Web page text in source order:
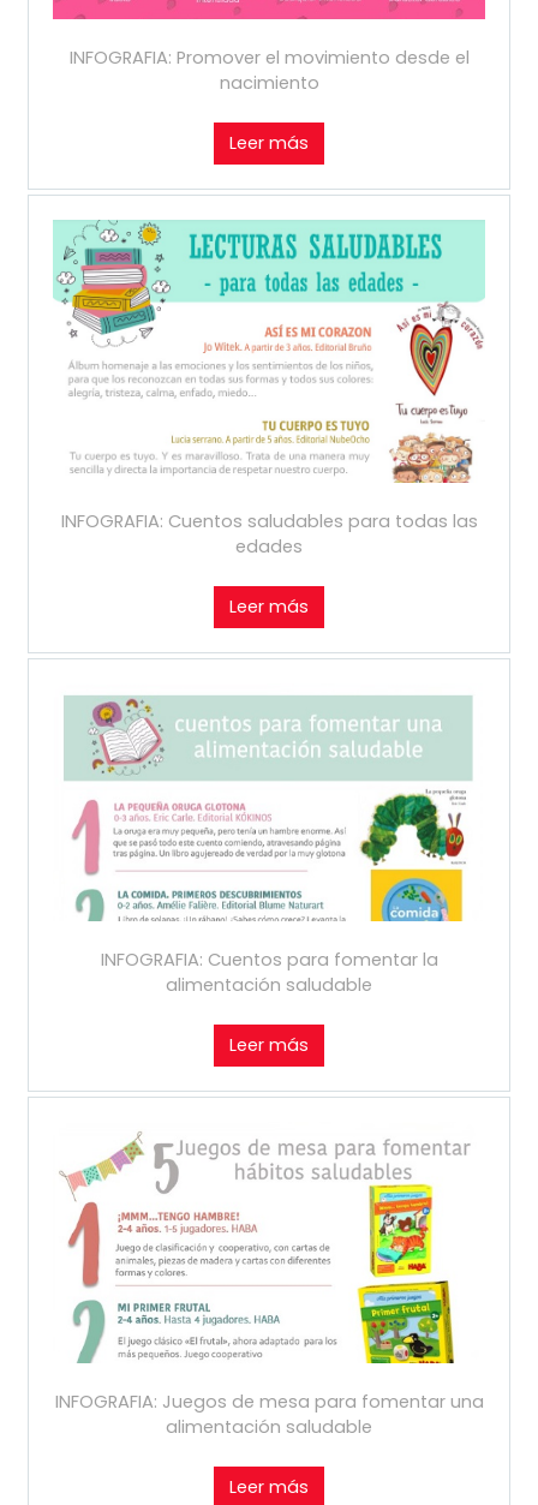
INFOGRAFIA: Promover el movimiento desde el
nacimiento
Leer más
INFOGRAFIA: Cuentos saludables para todas las
edades
Leer más
INFOGRAFIA: Cuentos para fomentar la
alimentación saludable
Leer más
INFOGRAFIA: Juegos de mesa para fomentar una
alimentación saludable
Leer más